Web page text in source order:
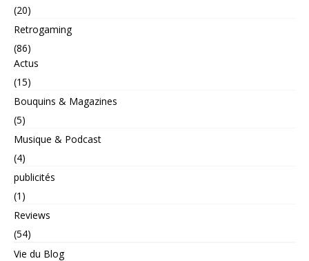
(20)
Retrogaming
(86)
Actus
(15)
Bouquins & Magazines
(5)
Musique & Podcast
(4)
publicités
(1)
Reviews
(54)
Vie du Blog